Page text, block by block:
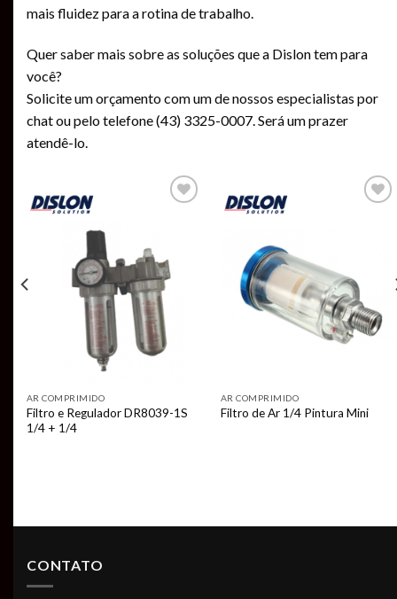
mais fluidez para a rotina de trabalho.
Quer saber mais sobre as soluções que a Dislon tem para
você?
Solicite um orçamento com um de nossos especialistas por
chat ou pelo telefone (43) 3325-0007. Será um prazer
atendê-lo.
wishlist
AR COMPRIMIDO
Filtro e Regulador DR8039-1S
1/4 + 1/4
AR COMPRIMIDO
Filtro de Ar 1/4 Pintura Mini
CONTATO